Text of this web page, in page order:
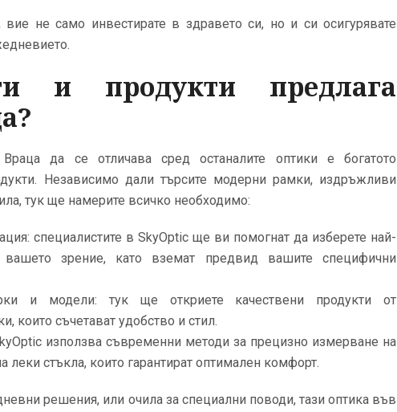
вие не само инвестирате в здравето си, но и си осигурявате
и продукти предлага
да се отличава сред останалите оптики е богатото
Независимо дали търсите модерни рамки, издръжливи
тук ще намерите всичко необходимо:
специалистите в SkyOptic ще ви помогнат да изберете най-
зрение, като вземат предвид вашите специфични
и модели: тук ще откриете качествени продукти от
които съчетават удобство и стил.
използва съвременни методи за прецизно измерване на
леки стъкла, които гарантират оптимален комфорт.
решения, или очила за специални поводи, тази оптика във